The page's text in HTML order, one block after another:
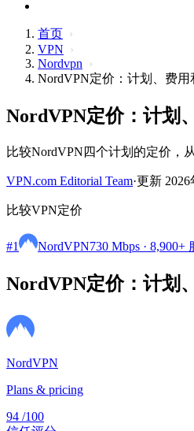
首页
VPN
Nordvpn
NordVPN定价：计划、费用
NordVPN定价：计划
比较NordVPN四个计划的定价，
VPN.com Editorial Team·更新 2026
比较VPN定价
#1 NordVPN730 Mbps · 8,900+
NordVPN定价：计划
NordVPN
Plans & pricing
94 /100